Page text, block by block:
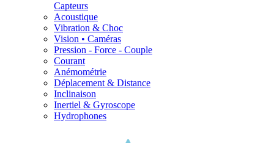
Capteurs
Acoustique
Vibration & Choc
Vision • Caméras
Pression - Force - Couple
Courant
Anémométrie
Déplacement & Distance
Inclinaison
Inertiel & Gyroscope
Hydrophones